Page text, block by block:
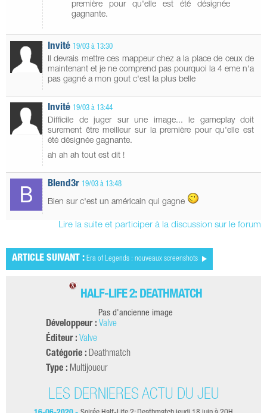
première pour qu'elle est été désignée
gagnante.
Invité 19/03 à 13:30
Il devrais mettre ces mappeur chez a la place de ceux de
maintenant et je ne comprend pas pourquoi la 4 eme n'a
pas gagné a mon gout c'est la plus belle
Invité 19/03 à 13:44
Difficile de juger sur une image... le gameplay doit
surement être meilleur sur la première pour qu'elle est
été désignée gagnante.
ah ah ah tout est dit !
Blend3r 19/03 à 13:48
Bien sur c'est un américain qui gagne
Lire la suite et participer à la discussion sur le forum
ARTICLE SUIVANT : Era of Legends : nouveaux screenshots
HALF-LIFE 2: DEATHMATCH
Pas d'ancienne image
Développeur : Valve
Éditeur : Valve
Catégorie : Deathmatch
Type : Multijoueur
LES DERNIÈRES ACTU DU JEU